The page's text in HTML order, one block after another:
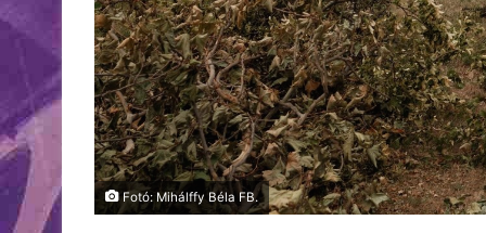
Fotó: Mihálffy Béla FB.